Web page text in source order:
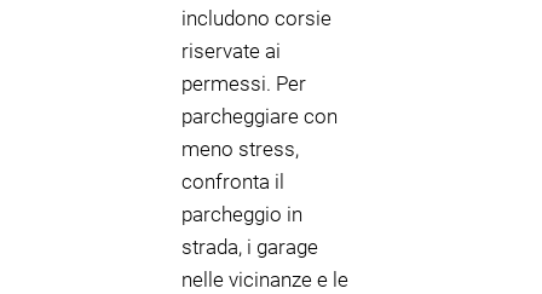
includono corsie
riservate ai
permessi. Per
parcheggiare con
meno stress,
confronta il
parcheggio in
strada, i garage
nelle vicinanze e le